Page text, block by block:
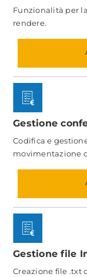
Funzionalità per
rendere.
Gestione
Codifica e
movimentazione
Gestione file
Creazione file .txt